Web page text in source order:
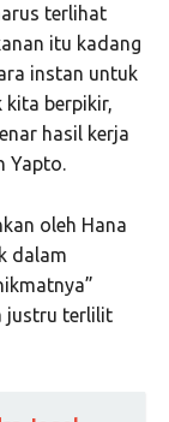
terlihat
itu kadang
instan untuk
kita berpikir,
hasil kerja
Yapto.
oleh Hana
dalam
justru terlilit